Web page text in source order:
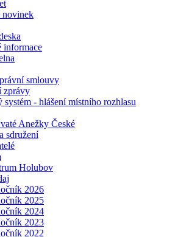
novinek
informace
smlouvy
zprávy
systém - hlášení místního rozhlasu
Anežky České
sdružení
Holubov
2026
2025
2024
2023
2022